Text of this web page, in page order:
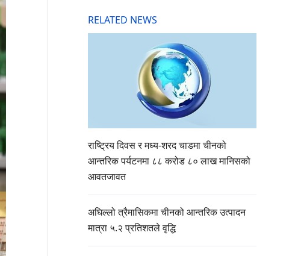
RELATED NEWS
राष्ट्रिय दिवस र मध्य-शरद चाडमा चीनको
आन्तरिक पर्यटनमा ८८ करोड ८० लाख मानिसको
आवतजावत
अघिल्लो त्रैमासिकमा चीनको आन्तरिक उत्पादन
मात्रा ५.२ प्रतिशतले वृद्धि